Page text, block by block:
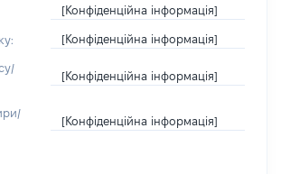
[Конфіденційна інформація]
[Конфіденційна інформація]
[Конфіденційна інформація]
[Конфіденційна інформація]